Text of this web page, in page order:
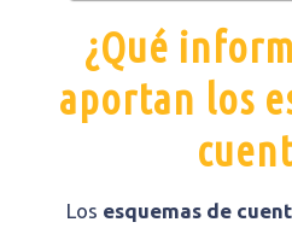
¿Qué
aportan los
Los esquemas de